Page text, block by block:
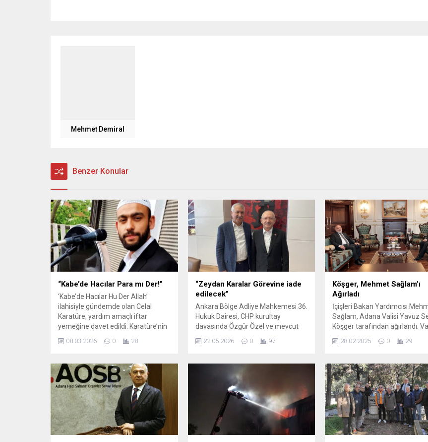
Mehmet Demiral
Benzer Konular
“Kabe’de Hacılar Para mı Der!”
‘Kabe’de Hacılar Hu Der Allah’
ilahisiyle gündemde olan Celal
Karatüre, yardım amaçlı iftar
yemeğine davet edildi. Karatüre’nin
oldu. ‘Kabe’de Hacılar Hu Der Allah’
Karatüre, Ramazan’da davet
edildiği yardım amaçlı iftar
programı için 300 bin TL istedi. Yeni
100 Yıl Magazin’in iddiasına...
08.03.2026 0 28
“Zeydan Karalar Görevine iade
edilecek”
Ankara Bölge Adliye Mahkemesi 36.
Hukuk Dairesi, CHP kurultay
davasında Özgür Özel ve mevcut
uzaklaştırılmasına karar verdi.
Kemal Kılıçdaroğlu ile önceki
yönetimin görevi devralmasını
hükme bağladı. Karar CHP’de adeta
bir kaos yaratırken, en önemli
iddialardan biri rüşvet iddiasıyla
yargılanan Zeydan Karalar’a ilişkin...
22.05.2026 0 97
Köşger, Mehmet Sağlam’ı
Ağırladı
İçişleri Bakan Yardımcısı
Sağlam, Adana Valisi Yavuz
Köşger tarafından ağırlandı.
Adana’ya dair konular gündeme
Yardımcısı Sağlam’a
sundu. Sağlam’ın Adana’daki
programlara katılacağı
28.02.2025 0 29